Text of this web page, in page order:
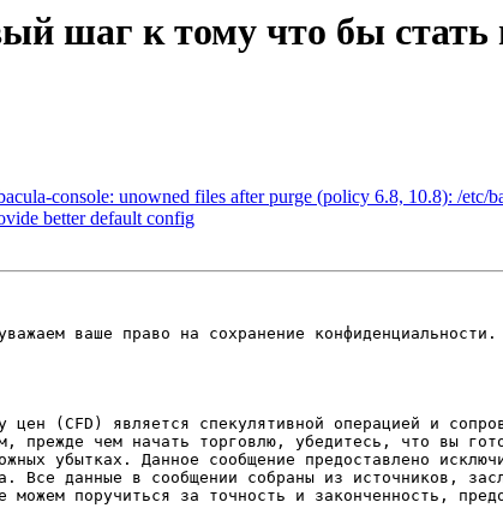
шаг к тому что бы
console: unowned files after purge (policy 6.8, 10.8): /etc/
better default config
(CFD) является спекулятивной операцией и
прежде чем начать торговлю, убедитесь, что вы
убытках. Данное сообщение предоставлено
Все данные в сообщении собраны из источников,
поручиться за точность и законченность,